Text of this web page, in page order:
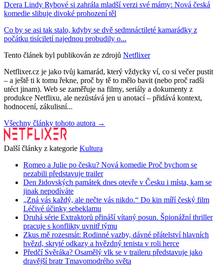
Dcera Lindy Rybové si zahrála mladší verzi své mámy: Nová česká
komedie slibuje divoké prohození těl
Co by se asi tak stalo, kdyby se dvě sedmnáctileté kamarádky z
počátku tisíciletí najednou probudily o...
Tento článek byl publikován ze zdrojů Netflixer
Netflixer.cz je jako tvůj kamarád, který vždycky ví, co si večer pustit
– a ještě ti k tomu řekne, proč by tě to mělo bavit (nebo proč radši
utéct jinam). Web se zaměřuje na filmy, seriály a dokumenty z
produkce Netflixu, ale nezůstává jen u anotací – přidává kontext,
hodnocení, zákulisní...
Všechny články tohoto autora →
Další články z kategorie Kultura
Romeo a Julie po česku? Nová komedie Proč bychom se
nezabili představuje trailer
Den židovských památek dnes otevře v Česku i místa, kam se
jinak nepodíváte
„Zná vás každý, ale nečte vás nikdo.“ Do kin míří český film
Léčivé účinky sebeklamu
Druhá série Extraktorů přináší vítaný posun. Špionážní thriller
pracuje s konflikty uvnitř týmu
Zkus mě rozesmát: Rodinné vazby, dávné přátelství hlavních
hvězd, skryté odkazy a hvězdný tenista v roli herce
Předčí Svěráka? Osamělý vlk se v traileru představuje jako
dravější bratr Tmavomodrého světa